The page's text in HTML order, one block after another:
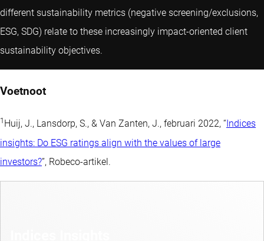
different sustainability metrics (negative screening/exclusions,
ESG, SDG) relate to these increasingly impact-oriented client
sustainability objectives.
Voetnoot
1 Huij, J., Lansdorp, S., & Van Zanten, J., februari 2022, “ Indices
insights: Do ESG ratings align with the values of large
investors?”, Robeco-artikel.